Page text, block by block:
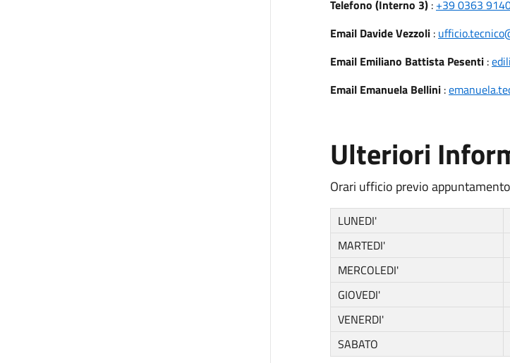
Telefono (Interno 3): +39 0363
Email Davide Vezzoli:
Email Emiliano Battista Pesenti:
Email Emanuela Bellini:
Ulteriori
Orari ufficio previo
LUNEDI'
MARTEDI'
MERCOLEDI'
GIOVEDI'
VENERDI'
SABATO